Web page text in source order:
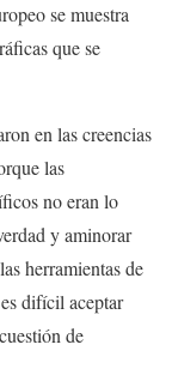
se muestra
que se
en las creencias
las
no eran lo
y aminorar
herramientas de
difícil aceptar
de